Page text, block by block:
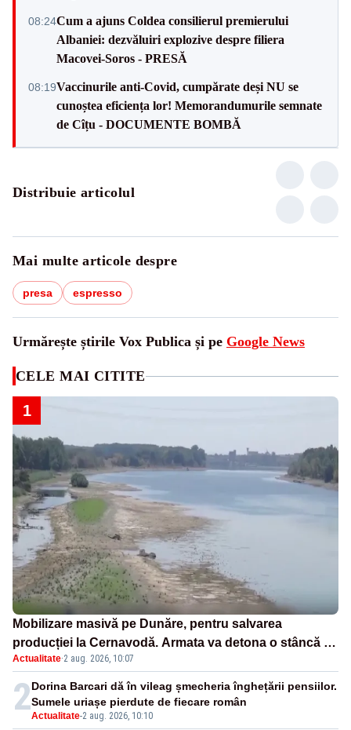
08:24Cum a ajuns Coldea consilierul premierului
Albaniei: dezvăluiri explozive despre filiera
Macovei-Soros - PRESĂ
08:19Vaccinurile anti-Covid, cumpărate deși NU se
cunoștea eficiența lor! Memorandumurile semnate
de Cîțu - DOCUMENTE BOMBĂ
Distribuie articolul
Mai multe articole despre
presa espresso
Urmărește știrile Vox Publica și pe Google News
CELE MAI CITITE
1
Mobilizare masivă pe Dunăre, pentru salvarea
producției la Cernavodă. Armata va detona o stâncă și
va devia apa fluviului - IMAGINI AERIENE
Actualitate·2 aug. 2026, 10:07
2Actualitate-2 aug. 2026, 10:10
Dorina Barcari dă în vileag șmecheria înghețării pensiilor.
Sumele uriașe pierdute de fiecare român